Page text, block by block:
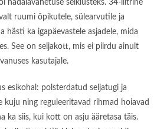
nädalavahetuse seiklusteks. 34-liitrine
ruumi õpikutele, sülearvutile ja
hästi ka igapäevastele asjadele, mida
See on seljakott, mis ei piirdu ainult
kasutajale.
esikohal: polsterdatud seljatugi ja
kuju ning reguleeritavad rihmad hoiavad
ka siis, kui kott on asju ääretasa täis.